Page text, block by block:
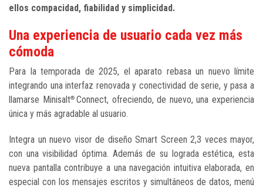
ellos compacidad, fiabilidad y simplicidad.
Una experiencia de usuario cada vez más
cómoda
Para la temporada de 2025, el aparato rebasa un nuevo límite
integrando una interfaz renovada y conectividad de serie, y pasa a
llamarse Minisalt®Connect, ofreciendo, de nuevo, una experiencia
única y más agradable al usuario.
Integra un nuevo visor de diseño Smart Screen 2,3 veces mayor,
con una visibilidad óptima. Además de su lograda estética, esta
nueva pantalla contribuye a una navegación intuitiva elaborada, en
especial con los mensajes escritos y simultáneos de datos, menú